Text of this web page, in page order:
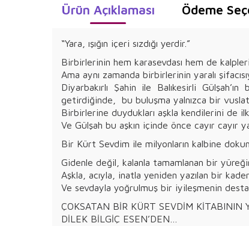
Ürün Açıklaması Ödeme
“Yara, ışığın içeri sızdığı yerdir.”
Birbirlerinin hem karasevdası hem de
Ama aynı zamanda birbirlerinin yaralı
Diyarbakırlı Şahin ile Balıkesirli
getirdiğinde, bu buluşma yalnızca bir vuslat
Birbirlerine duydukları aşkla kendilerini de
Ve Gülşah bu aşkın içinde önce cayır cayır
Bir Kürt Sevdim ile milyonların kalbine
Gidenle değil, kalanla tamamlanan bir
Aşkla, acıyla, inatla yeniden yazılan bir
Ve sevdayla yoğrulmuş bir iyileşmenin
ÇOKSATAN BİR KÜRT SEVDİM KİTABININ
DİLEK BİLGİÇ ESEN’DEN…